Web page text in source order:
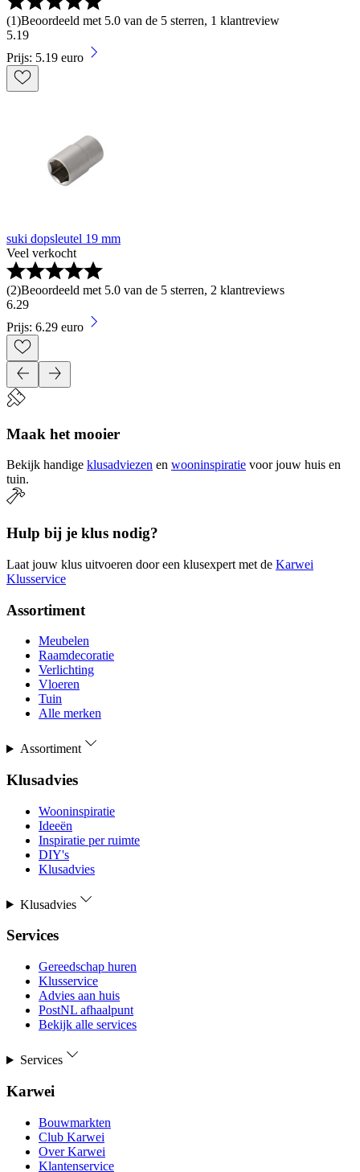
(1)Beoordeeld met 5.0 van de 5 sterren, 1 klantreview
5.19
Prijs: 5.19 euro
suki dopsleutel 19 mm
Veel verkocht
(2)Beoordeeld met 5.0 van de 5 sterren, 2 klantreviews
6.29
Prijs: 6.29 euro
Maak het mooier
Bekijk handige klusadviezen en wooninspiratie voor jouw huis en
tuin.
Hulp bij je klus nodig?
Laat jouw klus uitvoeren door een klusexpert met de Karwei
Klusservice
Assortiment
Meubelen
Raamdecoratie
Verlichting
Vloeren
Tuin
Alle merken
Assortiment
Klusadvies
Wooninspiratie
Ideeën
Inspiratie per ruimte
DIY's
Klusadvies
Klusadvies
Services
Gereedschap huren
Klusservice
Advies aan huis
PostNL afhaalpunt
Bekijk alle services
Services
Karwei
Bouwmarkten
Club Karwei
Over Karwei
Klantenservice